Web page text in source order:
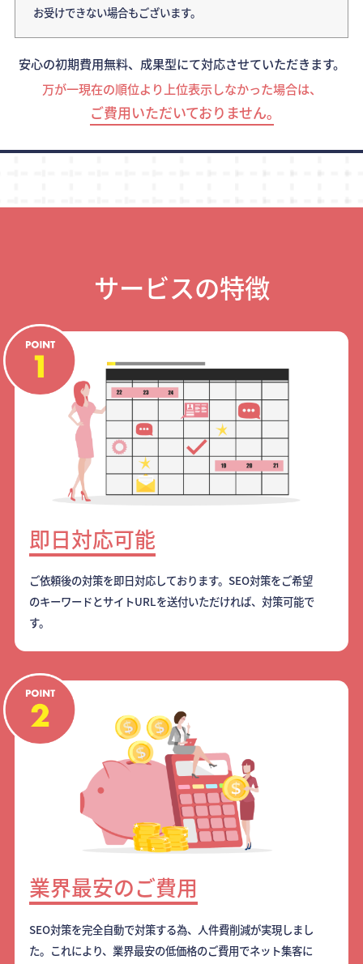
お受けできない場合もございます。
安心の初期費用無料、成果型にて対応させていただきます。
万が一現在の順位より上位表示しなかった場合は、
ご費用いただいておりません｡
サービスの特徴
即日対応可能
ご依頼後の対策を即日対応しております。SEO対策をご希望
のキーワードとサイトURLを送付いただければ、対策可能で
す。
業界最安のご費用
SEO対策を完全自動で対策する為、人件費削減が実現しまし
た。これにより、業界最安の低価格のご費用でネット集客に